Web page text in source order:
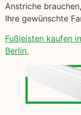
Anstriche
Ihre gewünschte
Fußleisten kaufen
Berlin.